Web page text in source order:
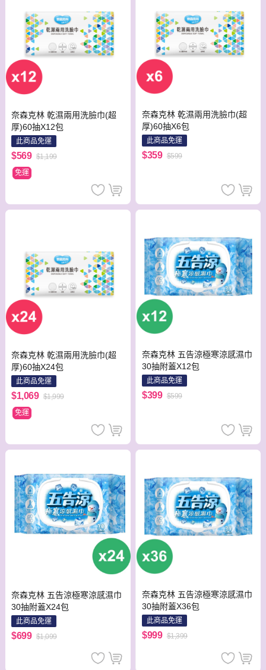
奈森克林 乾濕兩用洗臉巾(超
厚)60抽X12包
此商品免運
$569 $1,199
免運
奈森克林 乾濕兩用洗臉巾(超
厚)60抽X6包
此商品免運
$359 $599
奈森克林 乾濕兩用洗臉巾(超
厚)60抽X24包
此商品免運
$1,069 $1,999
免運
奈森克林 五告涼極寒涼感濕巾
30抽附蓋X12包
此商品免運
$399 $599
奈森克林 五告涼極寒涼感濕巾
30抽附蓋X24包
此商品免運
$699 $1,099
奈森克林 五告涼極寒涼感濕巾
30抽附蓋X36包
此商品免運
$999 $1,399